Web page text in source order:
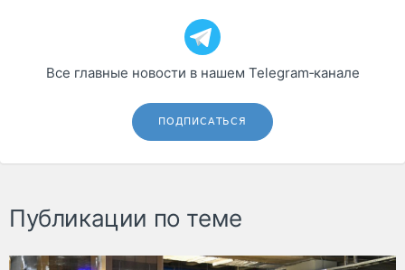
Все главные новости в нашем Telegram‑канале
ПОДПИСАТЬСЯ
Публикации по теме